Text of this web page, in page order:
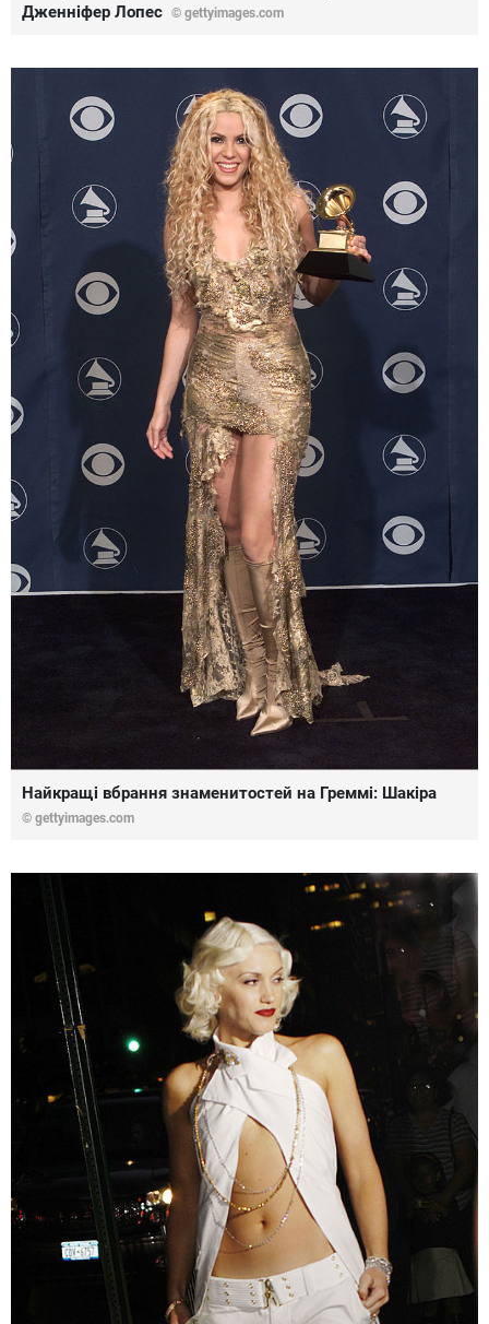
Дженніфер Лопес © gettyimages.com
Найкращі вбрання знаменитостей на Греммі: Шакіра
© gettyimages.com